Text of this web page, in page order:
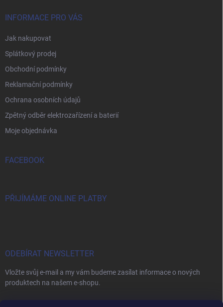
INFORMACE PRO VÁS
Jak nakupovat
Splátkový prodej
Obchodní podmínky
Reklamační podmínky
Ochrana osobních údajů
Zpětný odběr elektrozařízení a baterií
Moje objednávka
FACEBOOK
PŘIJÍMÁME ONLINE PLATBY
ODEBÍRAT NEWSLETTER
Vložte svůj e-mail a my vám budeme zasílat informace o nových
produktech na našem e-shopu.